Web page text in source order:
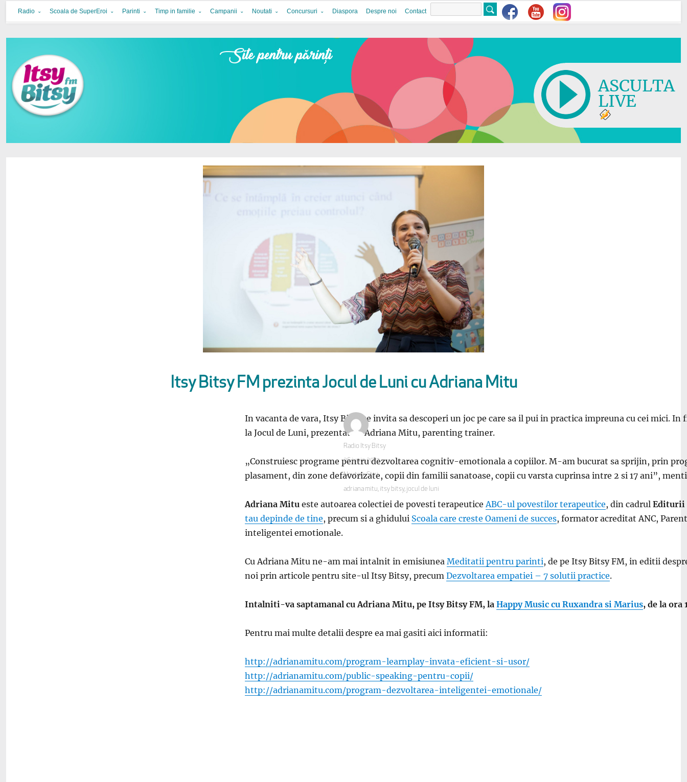
Itsy Bitsy
bucurie in familie
Radio Scoala de SuperEroi Parinti Timp in familie Campanii Noutati Concursuri Diaspora Despre noi Contact
ASCULTA
LIVE
Itsy Bitsy FM prezinta Jocul de Luni cu Adriana Mitu
In vacanta de vara, Itsy Bitsy te invita sa descoperi un joc pe care sa il pui in practica impreuna cu cei mici. In
la Jocul de Luni, prezentat de Adriana Mitu, parenting trainer.
„Construiesc programe pentru dezvoltarea cognitiv-emotionala a copiilor. M-am bucurat sa sprijin, prin
plasament, din zone defavorizate, copii din familii sanatoase, copii cu varsta cuprinsa intre 2 si 17 ani”,
Adriana Mitu este autoarea colectiei de povesti terapeutice ABC-ul povestilor terapeutice, din cadrul Editurii
tau depinde de tine, precum si a ghidului Scoala care creste Oameni de succes, formator acreditat ANC,
inteligentei emotionale.
Cu Adriana Mitu ne-am mai intalnit in emisiunea Meditatii pentru parinti, de pe Itsy Bitsy FM, in editii
noi prin articole pentru site-ul Itsy Bitsy, precum Dezvoltarea empatiei – 7 solutii practice.
Intalniti-va saptamanal cu Adriana Mitu, pe Itsy Bitsy FM, la Happy Music cu Ruxandra si Marius, de la ora
Pentru mai multe detalii despre ea mai gasiti aici informatii:
http://adrianamitu.com/program-learnplay-invata-eficient-si-usor/
http://adrianamitu.com/public-speaking-pentru-copii/
http://adrianamitu.com/program-dezvoltarea-inteligentei-emotionale/
Autor
Radio Itsy Bitsy
Publicat
pe
26 iunie 2017
Categorii
Noutati,Stiri
Etichete
adriana mitu, itsy bitsy, jocul de luni